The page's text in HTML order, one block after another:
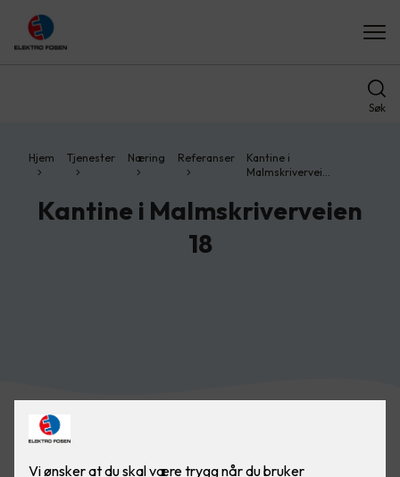
Søk
Hjem Tjenester Næring Referanser
Kantine i
Malmskrivervei…
Kantine i Malmskriverveien
18